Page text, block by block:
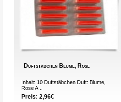
Duftstäbchen Blume, Rose
Inhalt: 10 Duftstäbchen Duft: Blume,
Rose A...
Preis: 2,96€